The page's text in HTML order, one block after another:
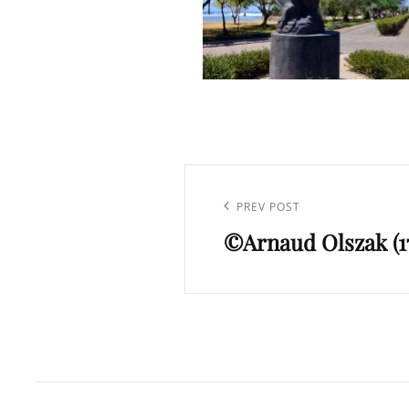
l’article
Previous
Post
PREV POST
©Arnaud Olszak